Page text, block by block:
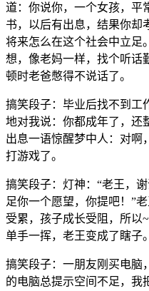
道：你说你，一个女孩，平
书，以后有出息，结果你却
将来怎么在这个社会中立足
想，像老妈一样，找个听话
顿时老爸憋得不说话了。
搞笑段子：毕业后找不到工
地对我说：你都成年了，还
出息一语惊醒梦中人：对啊
打游戏了。
搞笑段子：灯神：“老王，
足你一个愿望，你提吧！”
受累，孩子成长受阻，所以
单手一挥，老王变成了瞎子。
搞笑段子：一朋友刚买电脑
的电脑总提示空间不足，我